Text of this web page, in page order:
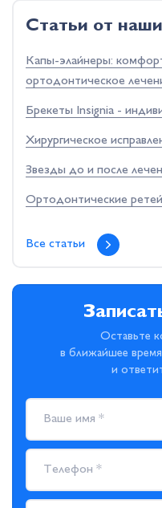
Cтатьи от
Капы-элайнеры:
ортодонтическое
Брекеты Insignia -
Хирургическое
Звезды до и после
Ортодонтические
Все статьи
Оставьте
в ближайшее
и